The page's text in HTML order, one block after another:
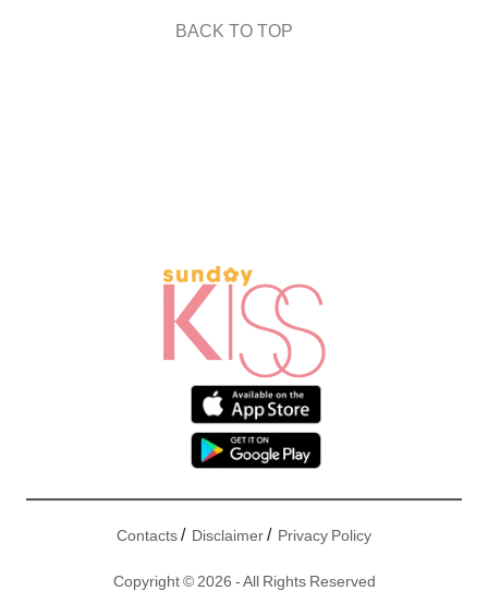
BACK TO TOP
Contacts/ Disclaimer/ Privacy Policy
Copyright © 2026 - All Rights Reserved